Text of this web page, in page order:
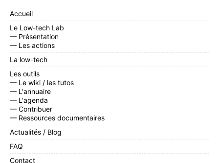
Accueil
Le Low-tech Lab
— Présentation
— Les actions
La low-tech
Les outils
— Le wiki / les tutos
— L'annuaire
— L'agenda
— Contribuer
— Ressources documentaires
Actualités / Blog
FAQ
Contact